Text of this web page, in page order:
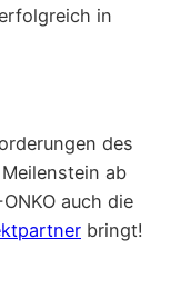
in
des
ab
auch die
bringt!